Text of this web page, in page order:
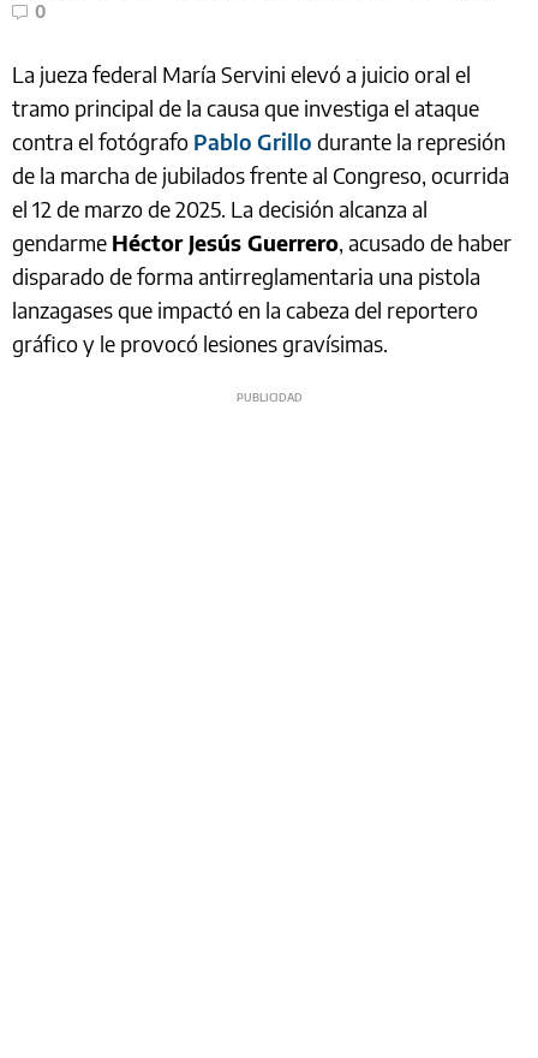
0
La jueza federal María Servini elevó a juicio oral el
tramo principal de la causa que investiga el ataque
contra el fotógrafo Pablo Grillo durante la represión
de la marcha de jubilados frente al Congreso, ocurrida
el 12 de marzo de 2025. La decisión alcanza al
gendarme Héctor Jesús Guerrero, acusado de haber
disparado de forma antirreglamentaria una pistola
lanzagases que impactó en la cabeza del reportero
gráfico y le provocó lesiones gravísimas.